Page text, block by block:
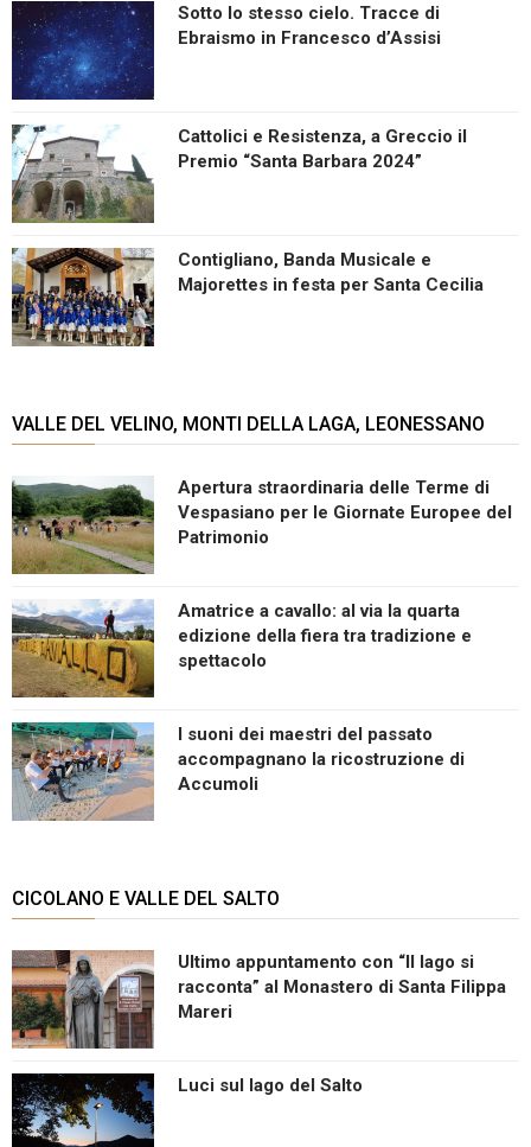
Sotto lo stesso cielo. Tracce di
Ebraismo in Francesco d’Assisi
Cattolici e Resistenza, a Greccio il
Premio “Santa Barbara 2024”
Contigliano, Banda Musicale e
Majorettes in festa per Santa Cecilia
VALLE DEL VELINO, MONTI DELLA LAGA, LEONESSANO
Apertura straordinaria delle Terme di
Vespasiano per le Giornate Europee del
Patrimonio
Amatrice a cavallo: al via la quarta
edizione della fiera tra tradizione e
spettacolo
I suoni dei maestri del passato
accompagnano la ricostruzione di
Accumoli
CICOLANO E VALLE DEL SALTO
Ultimo appuntamento con “Il lago si
racconta” al Monastero di Santa Filippa
Mareri
Luci sul lago del Salto